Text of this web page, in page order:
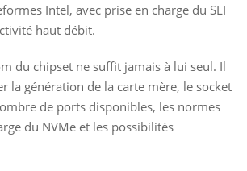
Intel, avec prise en charge du SLI
haut débit.
du chipset ne suffit jamais à lui seul. Il
la génération de la carte mère, le socket
de ports disponibles, les normes
du NVMe et les possibilités